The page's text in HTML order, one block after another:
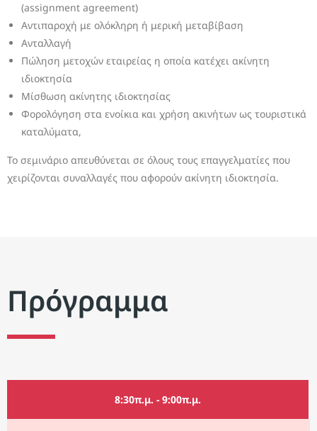
(assignment agreement)
Αντιπαροχή με ολόκληρη ή μερική μεταβίβαση
Ανταλλαγή
Πώληση μετοχών εταιρείας η οποία κατέχει ακίνητη
ιδιοκτησία
Μίσθωση ακίνητης ιδιοκτησίας
Φορολόγηση στα ενοίκια και χρήση ακινήτων ως τουριστικά
καταλύματα,
Το σεμινάριο απευθύνεται σε όλους τους επαγγελματίες που
χειρίζονται συναλλαγές που αφορούν ακίνητη ιδιοκτησία.
Πρόγραμμα
8:30π.μ. - 9:00π.μ.